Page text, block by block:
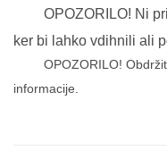
OPOZORILO! Ni
ker bi lahko vdihnili ali
OPOZORILO!
informacije.